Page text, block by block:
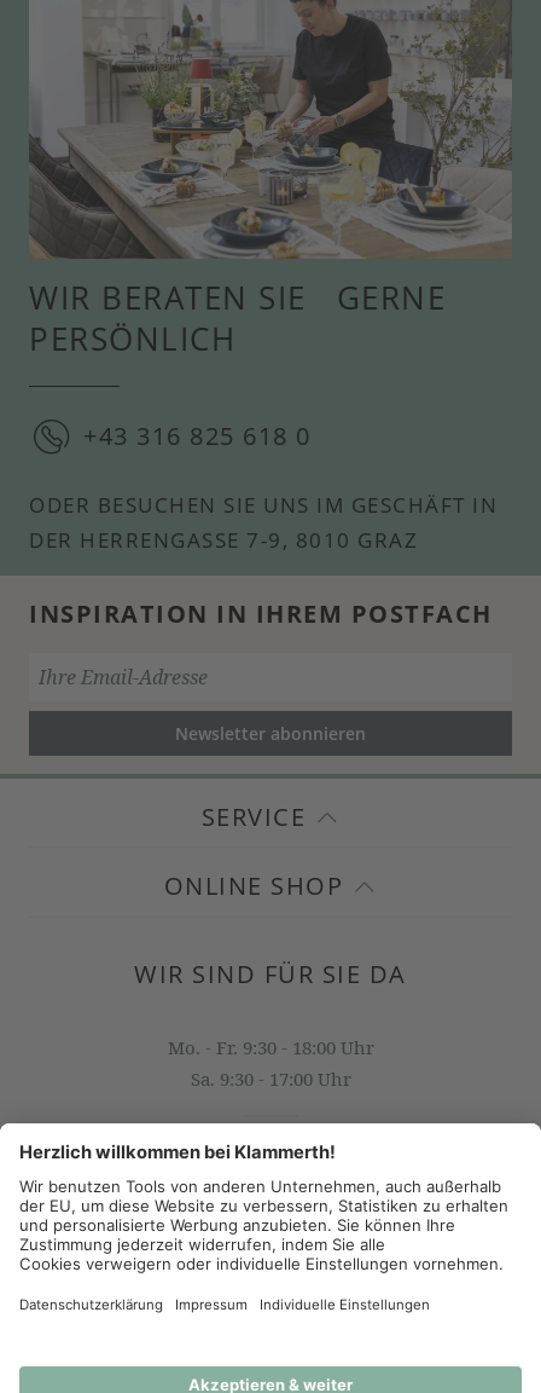
WIR BERATEN SIE GERNE
PERSÖNLICH
+43 316 825 618 0
ODER BESUCHEN SIE UNS IM GESCHÄFT IN
DER HERRENGASSE 7-9, 8010 GRAZ
INSPIRATION IN IHREM POSTFACH
Newsletter abonnieren
SERVICE
ONLINE SHOP
WIR SIND FÜR SIE DA
Mo. - Fr. 9:30 - 18:00 Uhr
Sa. 9:30 - 17:00 Uhr
OFFICE@KLAMMERTH.AT
+43 316 825 618 0